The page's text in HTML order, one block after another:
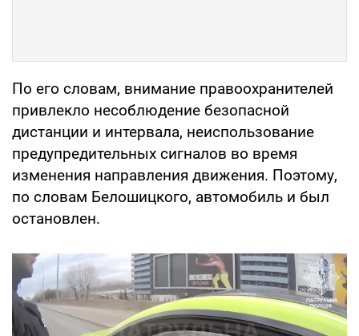
По его словам, внимание правоохранителей
привлекло несоблюдение безопасной
дистанции и интервала, неиспользование
предупредительных сигналов во время
изменения направления движения. Поэтому,
по словам Белошицкого, автомобиль и был
остановлен.